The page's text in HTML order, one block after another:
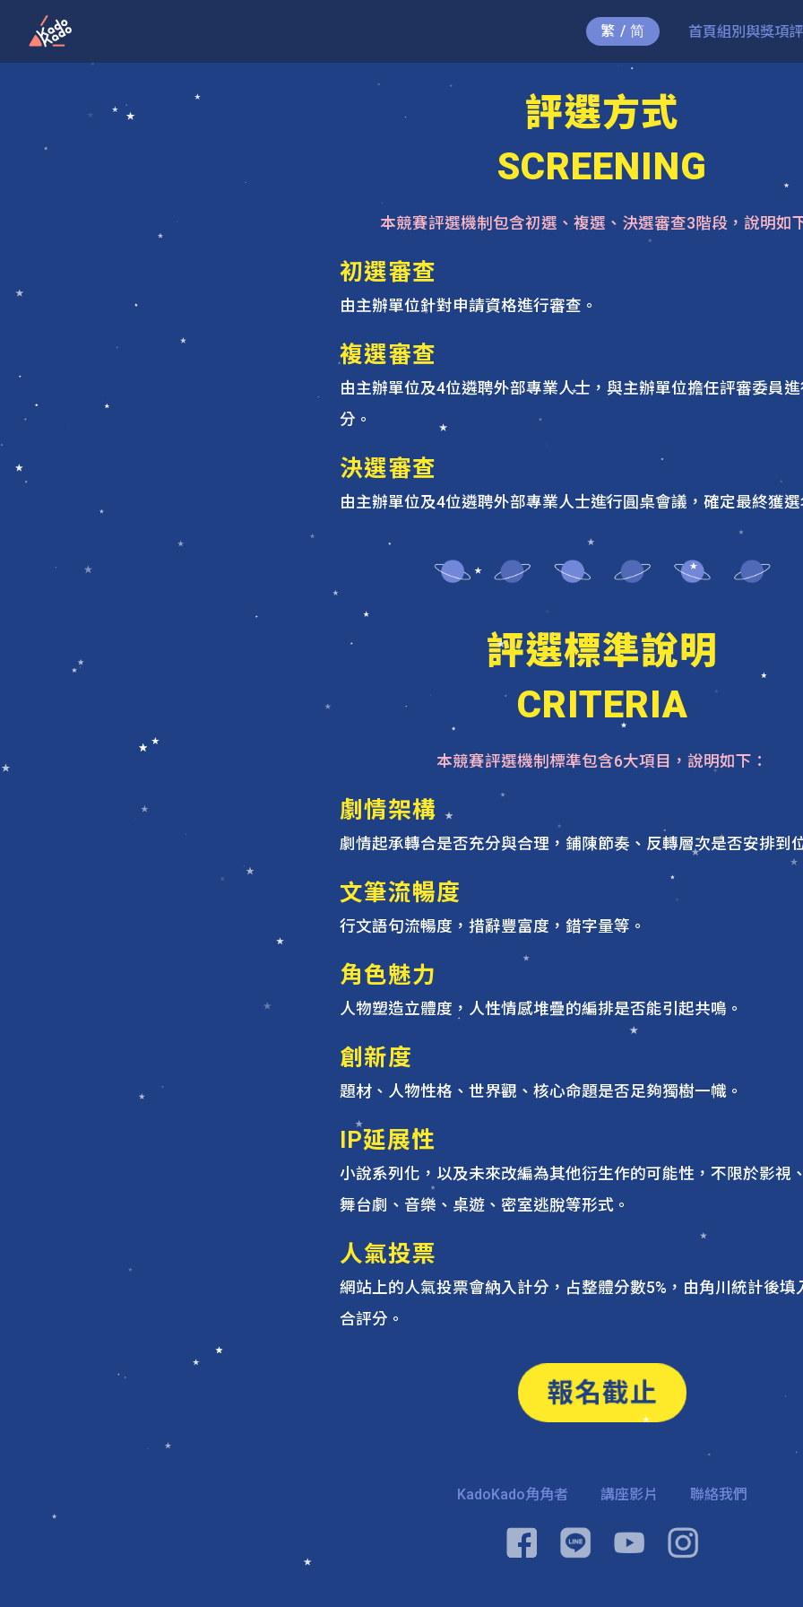
繁 / 简 首頁組別與獎項
評選方式
SCREENING
本競賽評選機制包含初選、複選、決選審查3階段，說明如
初選審查
由主辦單位針對申請資格進行審查。
複選審查
由主辦單位及4位遴聘外部專業人士，與主辦單位擔任評審委員
分。
決選審查
由主辦單位及4位遴聘外部專業人士進行圓桌會議，確定最終獲
評選標準說明
CRITERIA
本競賽評選機制標準包含6大項目，說明如下：
劇情架構
劇情起承轉合是否充分與合理，鋪陳節奏、反轉層次是否安排到
文筆流暢度
行文語句流暢度，措辭豐富度，錯字量等。
角色魅力
人物塑造立體度，人性情感堆疊的編排是否能引起共鳴。
創新度
題材、人物性格、世界觀、核心命題是否足夠獨樹一幟。
IP延展性
小說系列化，以及未來改編為其他衍生作的可能性，不限於影視
舞台劇、音樂、桌遊、密室逃脫等形式。
人氣投票
網站上的人氣投票會納入計分，占整體分數5%，由角川統計後填
合評分。
報名截止
KadoKado角角者 講座影片 聯絡我們